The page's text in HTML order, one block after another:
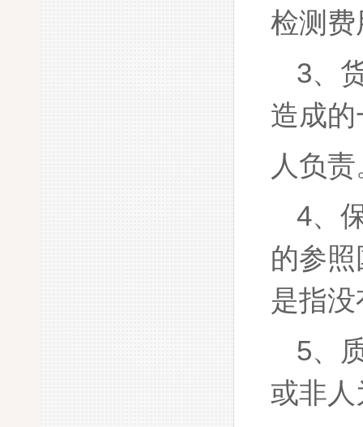
检测
3、
造成
人负
4、
的参
是指
5、
或非